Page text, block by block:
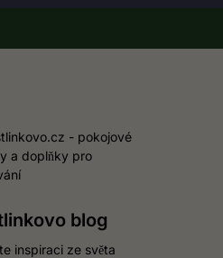
blog
inspiraci ze světa